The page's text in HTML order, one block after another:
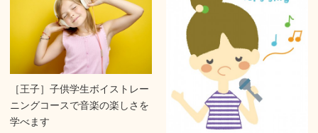
［王子］子供学生ボイストレー
ニングコースで音楽の楽しさを
学べます